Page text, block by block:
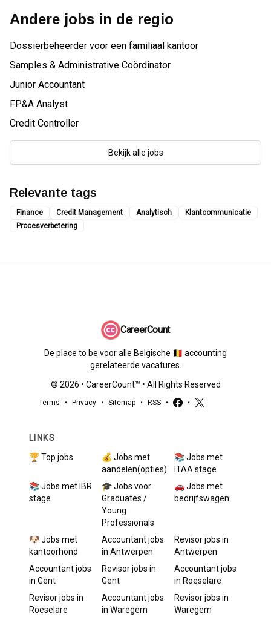
Andere jobs in de regio
Dossierbeheerder voor een familiaal kantoor
Samples & Administrative Coördinator
Junior Accountant
FP&A Analyst
Credit Controller
Bekijk alle jobs
Relevante tags
Finance Credit Management Analytisch
Klantcommunicatie
Procesverbetering
CareerCount
De place to be voor alle Belgische 🇧🇪 accounting
gerelateerde vacatures.
© 2026 • CareerCount™ • All Rights Reserved
Terms • Privacy • Sitemap • RSS • •
LINKS
🏆 Top jobs
💰 Jobs met
aandelen(opties)
📚 Jobs met
ITAA stage
📚 Jobs met IBR
stage
🎓 Jobs voor
Graduates /
Young
Professionals
🚗 Jobs met
bedrijfswagen
🐶 Jobs met
kantoorhond
Accountantjobs
in Antwerpen
Revisorjobs in
Antwerpen
Accountantjobs
in Gent
Revisorjobs in
Gent
Accountantjobs
in Roeselare
Revisorjobs in
Roeselare
Accountantjobs
in Waregem
Revisorjobs in
Waregem